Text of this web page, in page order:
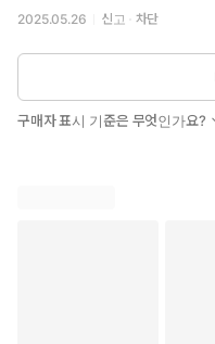
2025.05.26 신고 차단
구매자 표시 기준은 무엇인가요?